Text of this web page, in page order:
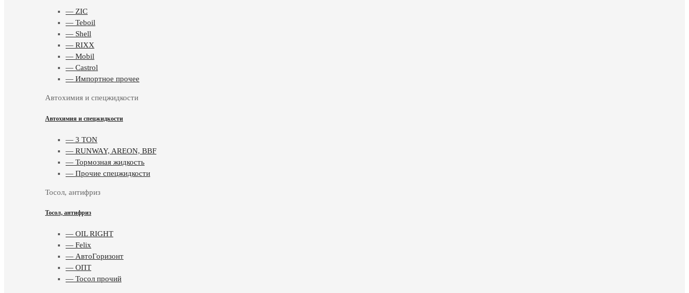
— ZIC
— Teboil
— Shell
— RIXX
— Mobil
— Castrol
— Импортное прочее
Автохимия и спецжидкости
Автохимия и спецжидкости
— 3 TON
— RUNWAY, AREON, BBF
— Тормозная жидкость
— Прочие спецжидкости
Тосол, антифриз
Тосол, антифриз
— OIL RIGHT
— Felix
— АвтоГоризонт
— ОПТ
— Тосол прочий